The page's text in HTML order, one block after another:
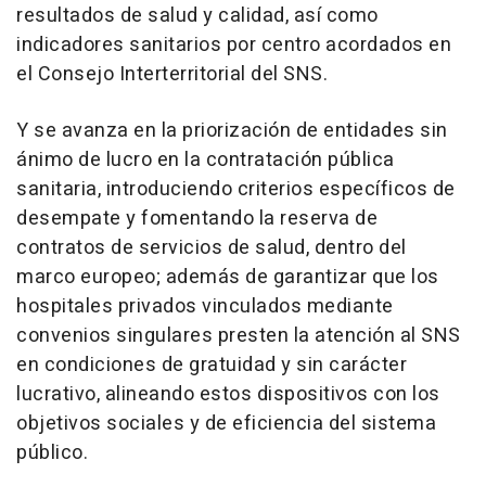
resultados de salud y calidad, así como
indicadores sanitarios por centro acordados en
el Consejo Interterritorial del SNS.
Y se avanza en la priorización de entidades sin
ánimo de lucro en la contratación pública
sanitaria, introduciendo criterios específicos de
desempate y fomentando la reserva de
contratos de servicios de salud, dentro del
marco europeo; además de garantizar que los
hospitales privados vinculados mediante
convenios singulares presten la atención al SNS
en condiciones de gratuidad y sin carácter
lucrativo, alineando estos dispositivos con los
objetivos sociales y de eficiencia del sistema
público.